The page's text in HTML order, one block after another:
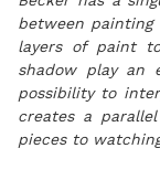
between
layers of paint
shadow play an
possibility to
creates a
pieces to